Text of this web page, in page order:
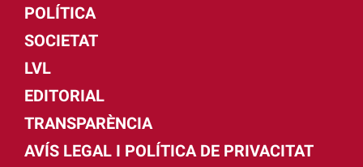
POLÍTICA
SOCIETAT
LVL
EDITORIAL
TRANSPARÈNCIA
AVÍS LEGAL I POLÍTICA DE PRIVACITAT